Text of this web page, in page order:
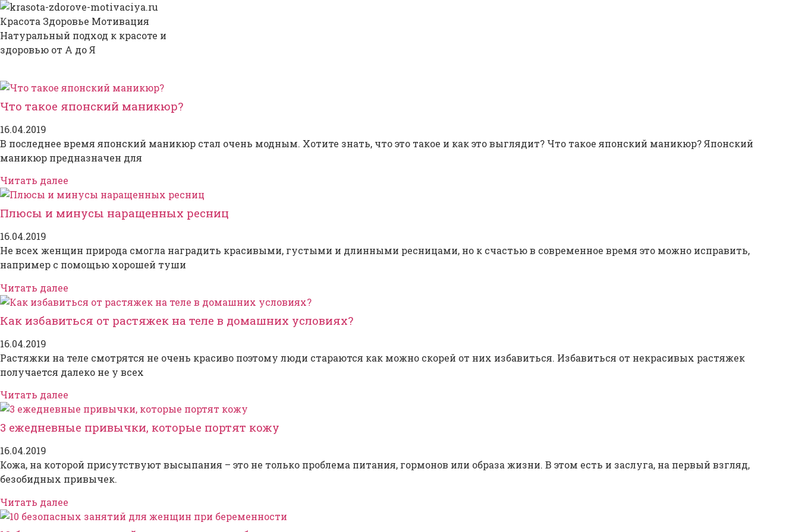
Красота Здоровье Мотивация
Натуральный подход к красоте и
здоровью от А до Я
Что такое японский маникюр?
16.04.2019
В последнее время японский маникюр стал очень модным. Хотите знать, что это такое и как это выглядит? Что такое японский маникюр? Японский
маникюр предназначен для
Читать далее
Плюсы и минусы наращенных ресниц
16.04.2019
Не всех женщин природа смогла наградить красивыми, густыми и длинными ресницами, но к счастью в современное время это можно исправить,
например с помощью хорошей туши
Читать далее
Как избавиться от растяжек на теле в домашних условиях?
16.04.2019
Растяжки на теле смотрятся не очень красиво поэтому люди стараются как можно скорей от них избавиться. Избавиться от некрасивых растяжек
получается далеко не у всех
Читать далее
3 ежедневные привычки, которые портят кожу
16.04.2019
Кожа, на которой присутствуют высыпания – это не только проблема питания, гормонов или образа жизни. В этом есть и заслуга, на первый взгляд,
безобидных привычек.
Читать далее